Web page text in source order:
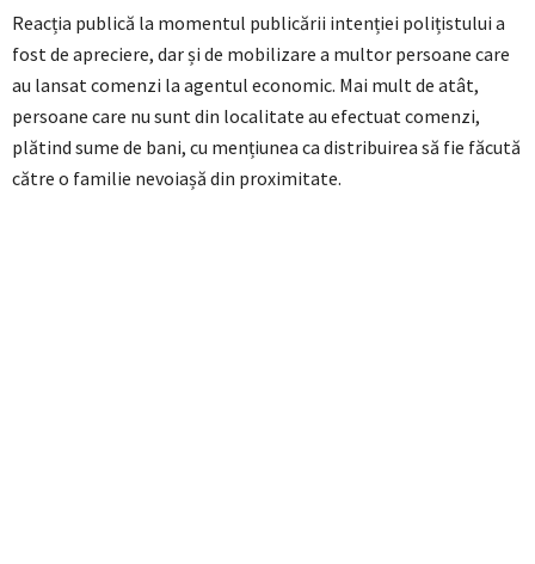
Reacția publică la momentul publicării intenției polițistului a
fost de apreciere, dar și de mobilizare a multor persoane care
au lansat comenzi la agentul economic. Mai mult de atât,
persoane care nu sunt din localitate au efectuat comenzi,
plătind sume de bani, cu mențiunea ca distribuirea să fie făcută
către o familie nevoiașă din proximitate.